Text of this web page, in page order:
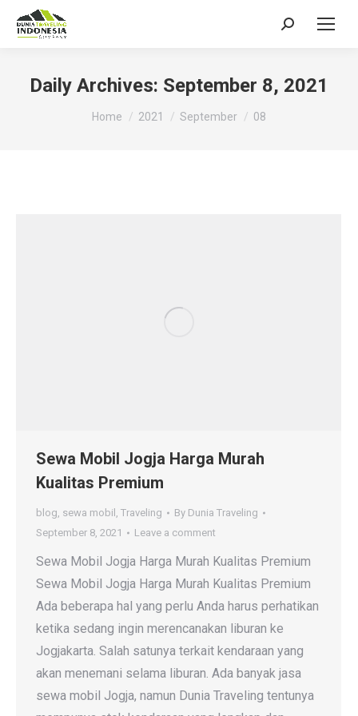
Search:
Daily Archives: September 8, 2021
You are here:
Home 2021 September 08
Sewa Mobil Jogja Harga Murah
Kualitas Premium
blog, sewa mobil , Traveling By Dunia Traveling
September 8, 2021
Leave a comment
Sewa Mobil Jogja Harga Murah Kualitas Premium
Sewa Mobil Jogja Harga Murah Kualitas Premium
Ada beberapa hal yang perlu Anda harus perhatikan
ketika sedang ingin merencanakan liburan ke
Jogjakarta. Salah satunya terkait kendaraan yang
akan menemani selama liburan. Ada banyak jasa
sewa mobil Jogja, namun Dunia Traveling tentunya